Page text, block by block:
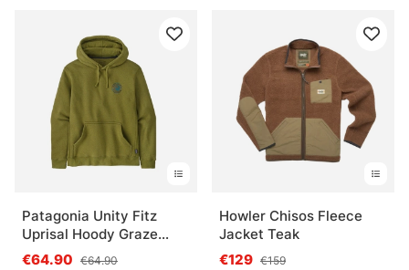
Patagonia Unity Fitz
Uprisal Hoody Graze
Green
€64.90 €64.90
Howler Chisos Fleece
Jacket Teak
€129 €159